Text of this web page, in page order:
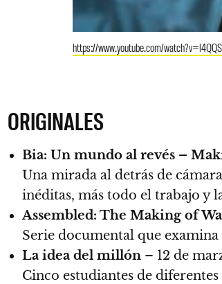
https://www.youtube.com/
ORIGINALES
Bia: Un mundo al revés –
Una mirada al detrás de
inéditas, más todo el trabajo y
Assembled: The Making of
Serie documental que
La idea del millón – 12 de
Cinco estudiantes de